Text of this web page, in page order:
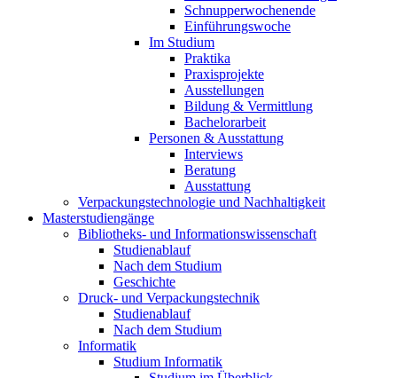
Schnupperwochenende
Einführungswoche
Im Studium
Praktika
Praxisprojekte
Ausstellungen
Bildung & Vermittlung
Bachelorarbeit
Personen & Ausstattung
Interviews
Beratung
Ausstattung
Verpackungstechnologie und Nachhaltigkeit
Masterstudiengänge
Bibliotheks- und Informationswissenschaft
Studienablauf
Nach dem Studium
Geschichte
Druck- und Verpackungstechnik
Studienablauf
Nach dem Studium
Informatik
Studium Informatik